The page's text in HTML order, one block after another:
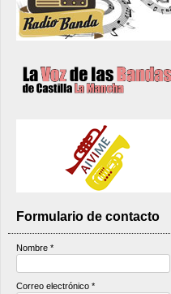
Formulario de contacto
Nombre *
Correo electrónico *